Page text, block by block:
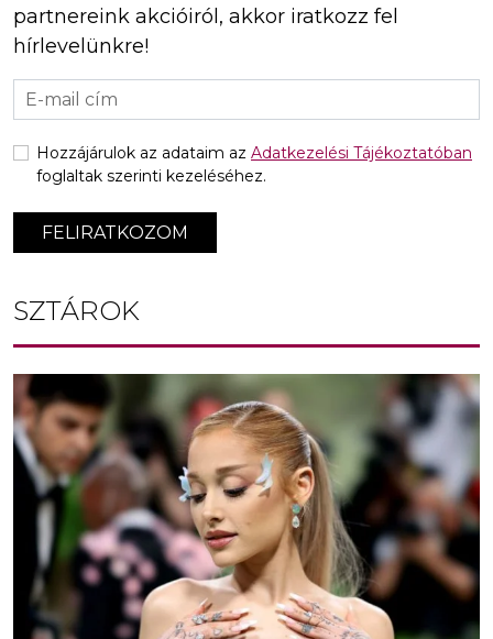
partnereink akcióiról, akkor iratkozz fel
hírlevelünkre!
FELIRATKOZOM
Hozzájárulok az adataim az Adatkezelési Tájékoztatóban
foglaltak szerinti kezeléséhez.
SZTÁROK